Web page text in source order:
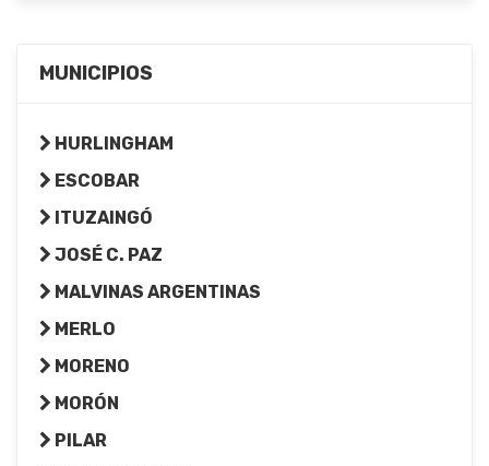
MUNICIPIOS
HURLINGHAM
ESCOBAR
ITUZAINGÓ
JOSÉ C. PAZ
MALVINAS ARGENTINAS
MERLO
MORENO
MORÓN
PILAR